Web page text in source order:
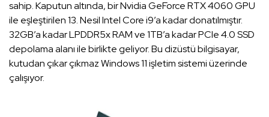
sahip. Kaputun altında, bir Nvidia GeForce RTX 4060 GPU
ile eşleştirilen 13. Nesil Intel Core i9’a kadar donatılmıştır.
32GB’a kadar LPDDR5x RAM ve 1TB’a kadar PCIe 4.0 SSD
depolama alanı ile birlikte geliyor. Bu dizüstü bilgisayar,
kutudan çıkar çıkmaz Windows 11 işletim sistemi üzerinde
çalışıyor.